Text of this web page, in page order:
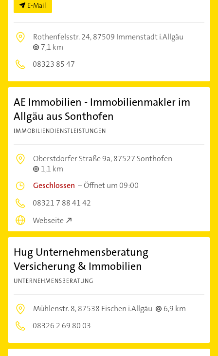
E-Mail
Rothenfelsstr. 24,87509 Immenstadt i.Allgäu
7,1 km
08323 85 47
AE Immobilien - Immobilienmakler im
Allgäu aus Sonthofen
IMMOBILIENDIENSTLEISTUNGEN
Oberstdorfer Straße 9a,87527 Sonthofen
1,1 km
Geschlossen –Öffnet um 09:00
08321 7 88 41 42
Webseite
Hug Unternehmensberatung
Versicherung & Immobilien
UNTERNEHMENSBERATUNG
Mühlenstr. 8,87538 Fischen i.Allgäu
6,9 km
08326 2 69 80 03